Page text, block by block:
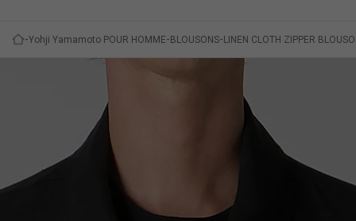
Yohji Yamamoto POUR HOMME BLOUSONS LINEN CLOTH ZIPPER